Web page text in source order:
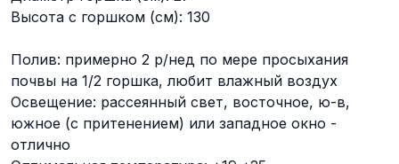
Высота с горшком (см): 130
Полив: примерно 2 р/нед по мере просыхания
почвы на 1/2 горшка, любит влажный воздух
Освещение: рассеянный свет, восточное, ю-в,
южное (с притенением) или западное окно -
отлично